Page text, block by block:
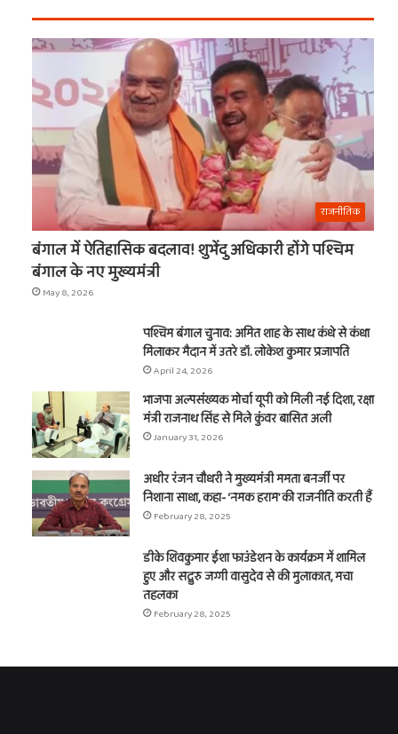
राजनीतिक
बंगाल में ऐतिहासिक बदलाव! शुभेंदु अधिकारी होंगे पश्चिम
बंगाल के नए मुख्यमंत्री
May 8, 2026
पश्चिम बंगाल चुनाव: अमित शाह के साथ कंधे से कंधा
मिलाकर मैदान में उतरे डॉ. लोकेश कुमार प्रजापति
April 24, 2026
भाजपा अल्पसंख्यक मोर्चा यूपी को मिली नई दिशा, रक्षा
मंत्री राजनाथ सिंह से मिले कुंवर बासित अली
January 31, 2026
अधीर रंजन चौधरी ने मुख्यमंत्री ममता बनर्जी पर
निशाना साधा, कहा- ‘नमक हराम’ की राजनीति करती हैं
February 28, 2025
डीके शिवकुमार ईशा फाउंडेशन के कार्यक्रम में शामिल
हुए और सद्गुरु जग्गी वासुदेव से की मुलाकात, मचा
तहलका
February 28, 2025